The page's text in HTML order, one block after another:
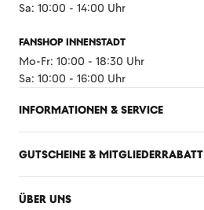
Sa: 10:00 - 14:00 Uhr
FANSHOP INNENSTADT
Mo-Fr: 10:00 - 18:30 Uhr
Sa: 10:00 - 16:00 Uhr
INFORMATIONEN & SERVICE
GUTSCHEINE & MITGLIEDERRABATT
ÜBER UNS